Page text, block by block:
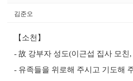
김준오
【 소천 】
- 故 강부자 성도(이근섭 집사 모친,
- 유족들을 위로해 주시고 기도해